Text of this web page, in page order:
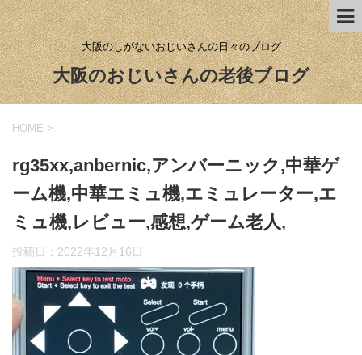
大阪のしがないおじいさんの日々のブログ
大阪のおじいさんの老後ブログ
HOME >
rg35xx,anbernic,アンバーニック,中華ゲ
ーム機,中華エミュ機,エミュレーター,エ
ミュ機,レビュー,感想,ゲーム老人,
投稿日： 2022年12月16日